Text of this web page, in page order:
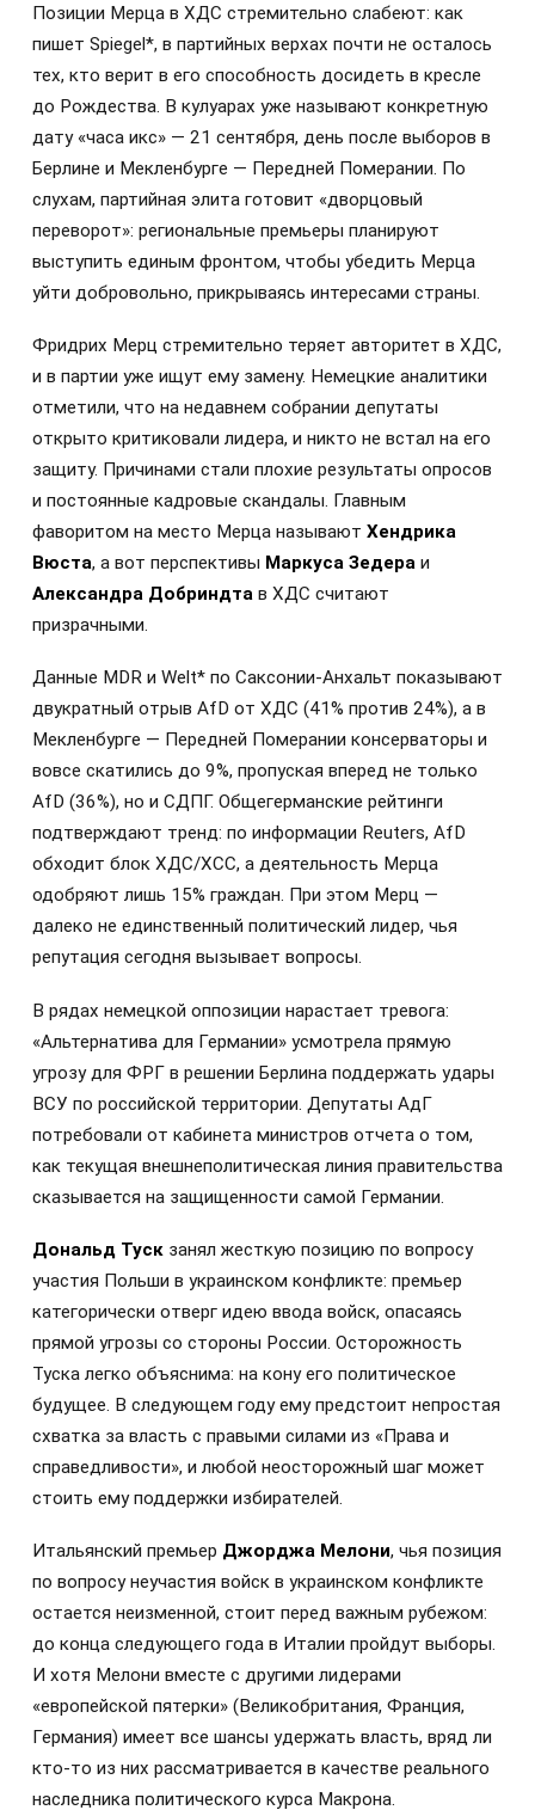
Позиции Мерца в ХДС стремительно слабеют: как
пишет Spiegel*, в партийных верхах почти не осталось
тех, кто верит в его способность досидеть в кресле
до Рождества. В кулуарах уже называют конкретную
дату «часа икс» — 21 сентября, день после выборов в
Берлине и Мекленбурге — Передней Померании. По
слухам, партийная элита готовит «дворцовый
переворот»: региональные премьеры планируют
выступить единым фронтом, чтобы убедить Мерца
уйти добровольно, прикрываясь интересами страны.
Фридрих Мерц стремительно теряет авторитет в ХДС,
и в партии уже ищут ему замену. Немецкие аналитики
отметили, что на недавнем собрании депутаты
открыто критиковали лидера, и никто не встал на его
защиту. Причинами стали плохие результаты опросов
и постоянные кадровые скандалы. Главным
фаворитом на место Мерца называют Хендрика
Вюста, а вот перспективы Маркуса Зедера и
Александра Добриндта в ХДС считают
призрачными.
Данные MDR и Welt* по Саксонии-Анхальт показывают
двукратный отрыв AfD от ХДС (41% против 24%), а в
Мекленбурге — Передней Померании консерваторы и
вовсе скатились до 9%, пропуская вперед не только
AfD (36%), но и СДПГ. Общегерманские рейтинги
подтверждают тренд: по информации Reuters, AfD
обходит блок ХДС/ХСС, а деятельность Мерца
одобряют лишь 15% граждан. При этом Мерц —
далеко не единственный политический лидер, чья
репутация сегодня вызывает вопросы.
В рядах немецкой оппозиции нарастает тревога:
«Альтернатива для Германии» усмотрела прямую
угрозу для ФРГ в решении Берлина поддержать удары
ВСУ по российской территории. Депутаты АдГ
потребовали от кабинета министров отчета о том,
как текущая внешнеполитическая линия правительства
сказывается на защищенности самой Германии.
Дональд Туск занял жесткую позицию по вопросу
участия Польши в украинском конфликте: премьер
категорически отверг идею ввода войск, опасаясь
прямой угрозы со стороны России. Осторожность
Туска легко объяснима: на кону его политическое
будущее. В следующем году ему предстоит непростая
схватка за власть с правыми силами из «Права и
справедливости», и любой неосторожный шаг может
стоить ему поддержки избирателей.
Итальянский премьер Джорджа Мелони, чья позиция
по вопросу неучастия войск в украинском конфликте
остается неизменной, стоит перед важным рубежом:
до конца следующего года в Италии пройдут выборы.
И хотя Мелони вместе с другими лидерами
«европейской пятерки» (Великобритания, Франция,
Германия) имеет все шансы удержать власть, вряд ли
кто-то из них рассматривается в качестве реального
наследника политического курса Макрона.